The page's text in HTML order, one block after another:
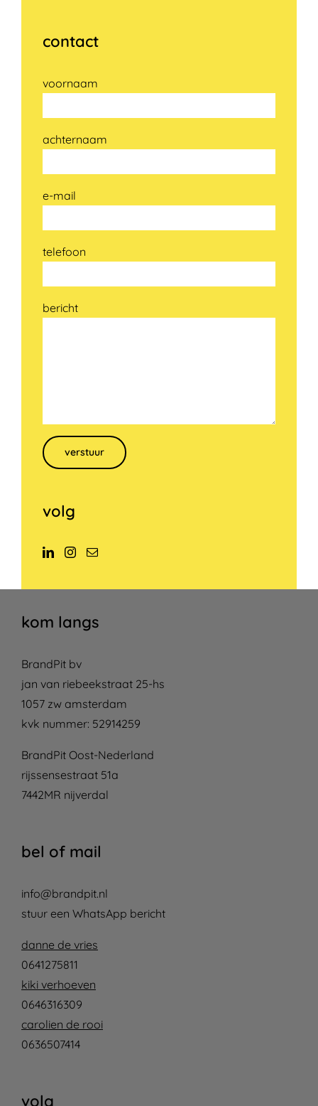
contact
voornaam
achternaam
e-mail
telefoon
bericht
Gelieve dit veld leeg te laten.
volg
kom langs
BrandPit bv
jan van riebeekstraat 25-hs
1057 zw amsterdam
kvk nummer: 52914259
BrandPit Oost-Nederland
rijssensestraat 51a
7442MR nijverdal
bel of mail
info@brandpit.nl
stuur een WhatsApp bericht
danne de vries
0641275811
kiki verhoeven
0646316309
carolien de rooi
0636507414
volg